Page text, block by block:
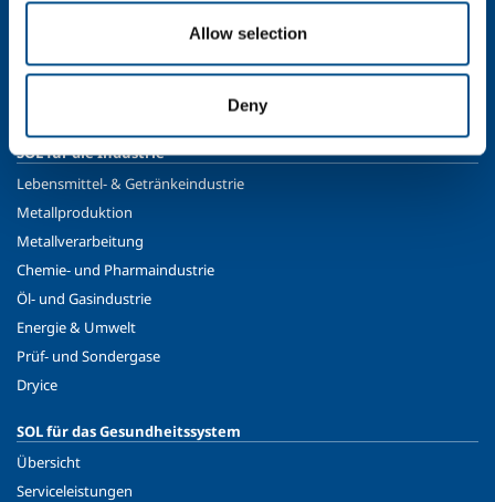
Allow selection
Deny
Nachhaltigkeit
Sicherheit, Umweltschutz und Qualität
SOL für die Industrie
Lebensmittel- & Getränkeindustrie
Metallproduktion
Metallverarbeitung
Chemie- und Pharmaindustrie
Öl- und Gasindustrie
Energie & Umwelt
Prüf- und Sondergase
Dryice
SOL für das Gesundheitssystem
Übersicht
Serviceleistungen